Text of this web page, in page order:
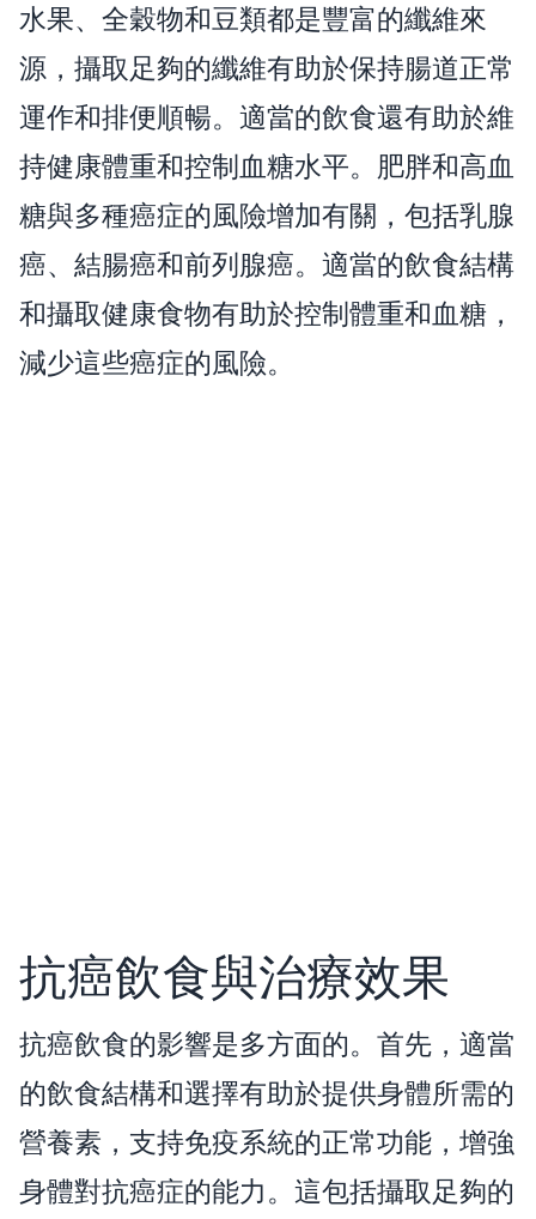
水果、全穀物和豆類都是豐富的纖維來
源，攝取足夠的纖維有助於保持腸道正常
運作和排便順暢。適當的飲食還有助於維
持健康體重和控制血糖水平。肥胖和高血
糖與多種癌症的風險增加有關，包括乳腺
癌、結腸癌和前列腺癌。適當的飲食結構
和攝取健康食物有助於控制體重和血糖，
減少這些癌症的風險。
抗癌飲食與治療效果
抗癌飲食的影響是多方面的。首先，適當
的飲食結構和選擇有助於提供身體所需的
營養素，支持免疫系統的正常功能，增強
身體對抗癌症的能力。這包括攝取足夠的